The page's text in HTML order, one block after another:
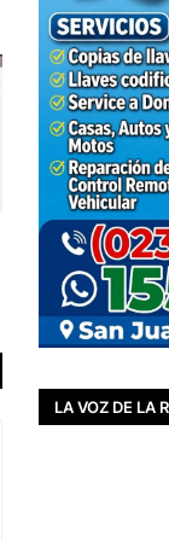
LA VOZ DE LA